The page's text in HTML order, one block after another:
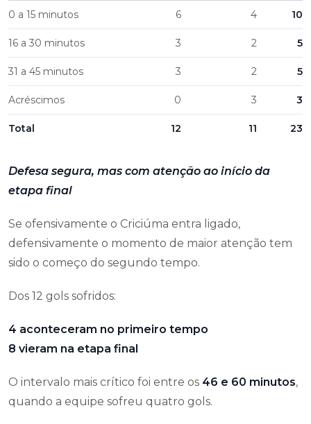
0 a 15 minutos 6 4 10
16 a 30 minutos 3 2 5
31 a 45 minutos 3 2 5
Acréscimos 0 3 3
Total 12 11 23
Defesa segura, mas com atenção ao início da
etapa final
Se ofensivamente o Criciúma entra ligado,
defensivamente o momento de maior atenção tem
sido o começo do segundo tempo.
Dos 12 gols sofridos:
4 aconteceram no primeiro tempo
8 vieram na etapa final
O intervalo mais crítico foi entre os 46 e 60 minutos,
quando a equipe sofreu quatro gols.